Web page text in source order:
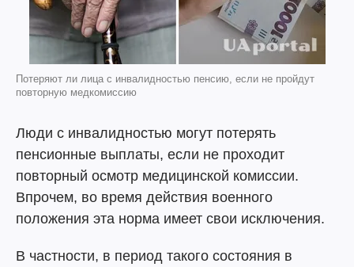
Потеряют ли лица с инвалидностью пенсию, если не пройдут
повторную медкомиссию
Люди с инвалидностью могут потерять
пенсионные выплаты, если не проходит
повторный осмотр медицинской комиссии.
Впрочем, во время действия военного
положения эта норма имеет свои исключения.
В частности, в период такого состояния в